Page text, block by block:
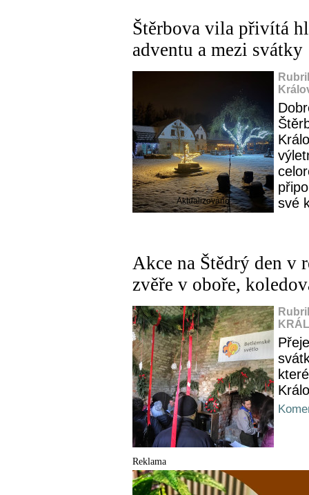
Štěrbova vila přivítá
adventu a mezi svátky
Aktualizováno
své
Akce na Štědrý den v
zvěře v oboře,
Reklama